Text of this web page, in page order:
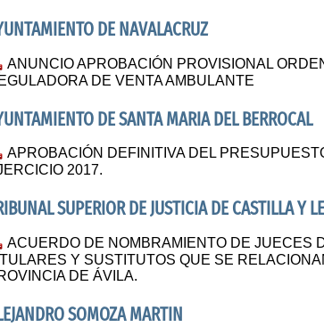
DE NAVALACRUZ
ANUNCIO APROBACIÓN PROVISIONAL
DE VENTA AMBULANTE
DE SANTA MARIA DEL BERROCAL
APROBACIÓN DEFINITIVA DEL
2017.
SUPERIOR DE JUSTICIA DE CASTILLA Y
ACUERDO DE NOMBRAMIENTO DE JUECES
Y SUSTITUTOS QUE SE
DE ÁVILA.
SOMOZA MARTIN